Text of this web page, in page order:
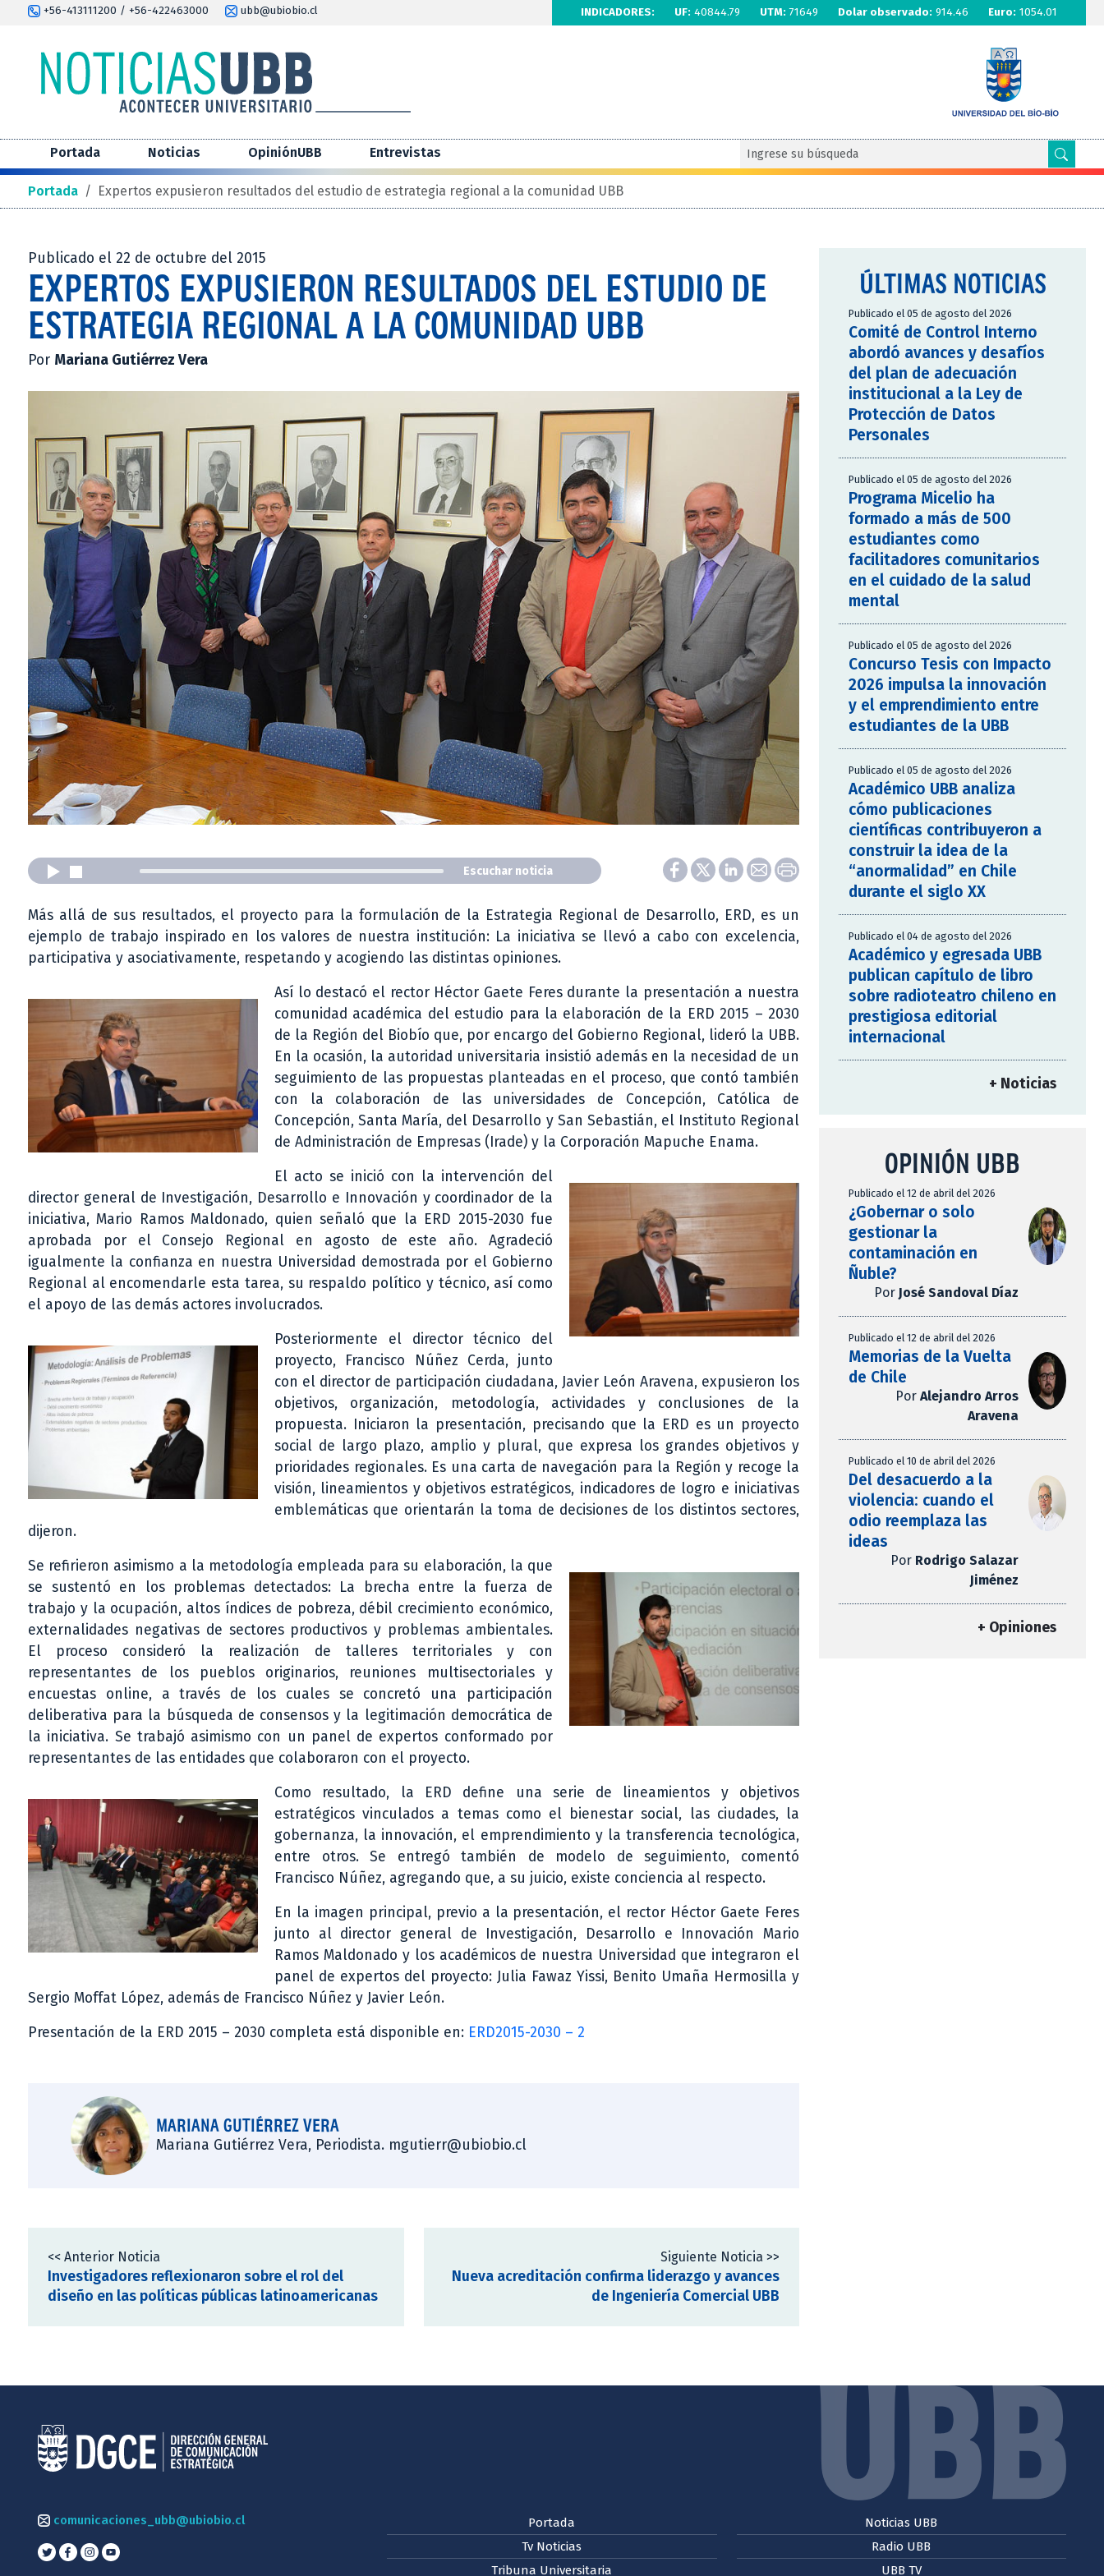
+56-413111200 / +56-422463000 ubb@ubiobio.cl INDICADORES: UF: 40844.79 UTM: 71649 Dolar observado: 914.46 Euro: 1054.01
Portada Noticias OpiniónUBB Entrevistas
Portada / Expertos expusieron resultados del estudio de estrategia regional a la comunidad UBB
Publicado el 22 de octubre del 2015
EXPERTOS EXPUSIERON RESULTADOS DEL ESTUDIO DE
ESTRATEGIA REGIONAL A LA COMUNIDAD UBB
Por Mariana Gutiérrez Vera
Escuchar noticia
Más allá de sus resultados, el proyecto para la formulación de la Estrategia Regional de Desarrollo, ERD, es un
ejemplo de trabajo inspirado en los valores de nuestra institución: La iniciativa se llevó a cabo con excelencia,
participativa y asociativamente, respetando y acogiendo las distintas opiniones.
Así lo destacó el rector Héctor Gaete Feres durante la presentación a nuestra
comunidad académica del estudio para la elaboración de la ERD 2015 – 2030
de la Región del Biobío que, por encargo del Gobierno Regional, lideró la UBB.
En la ocasión, la autoridad universitaria insistió además en la necesidad de un
seguimiento de las propuestas planteadas en el proceso, que contó también
con la colaboración de las universidades de Concepción, Católica de
Concepción, Santa María, del Desarrollo y San Sebastián, el Instituto Regional
de Administración de Empresas (Irade) y la Corporación Mapuche Enama.
El acto se inició con la intervención del
director general de Investigación, Desarrollo e Innovación y coordinador de la
iniciativa, Mario Ramos Maldonado, quien señaló que la ERD 2015-2030 fue
aprobada por el Consejo Regional en agosto de este año. Agradeció
igualmente la confianza en nuestra Universidad demostrada por el Gobierno
Regional al encomendarle esta tarea, su respaldo político y técnico, así como
el apoyo de las demás actores involucrados.
Posteriormente el director técnico del
proyecto, Francisco Núñez Cerda, junto
con el director de participación ciudadana, Javier León Aravena, expusieron los
objetivos, organización, metodología, actividades y conclusiones de la
propuesta. Iniciaron la presentación, precisando que la ERD es un proyecto
social de largo plazo, amplio y plural, que expresa los grandes objetivos y
prioridades regionales. Es una carta de navegación para la Región y recoge la
visión, lineamientos y objetivos estratégicos, indicadores de logro e iniciativas
emblemáticas que orientarán la toma de decisiones de los distintos sectores,
dijeron.
Se refirieron asimismo a la metodología empleada para su elaboración, la que
se sustentó en los problemas detectados: La brecha entre la fuerza de
trabajo y la ocupación, altos índices de pobreza, débil crecimiento económico,
externalidades negativas de sectores productivos y problemas ambientales.
El proceso consideró la realización de talleres territoriales y con
representantes de los pueblos originarios, reuniones multisectoriales y
encuestas online, a través de los cuales se concretó una participación
deliberativa para la búsqueda de consensos y la legitimación democrática de
la iniciativa. Se trabajó asimismo con un panel de expertos conformado por
representantes de las entidades que colaboraron con el proyecto.
Como resultado, la ERD define una serie de lineamientos y objetivos
estratégicos vinculados a temas como el bienestar social, las ciudades, la
gobernanza, la innovación, el emprendimiento y la transferencia tecnológica,
entre otros. Se entregó también de modelo de seguimiento, comentó
Francisco Núñez, agregando que, a su juicio, existe conciencia al respecto.
En la imagen principal, previo a la presentación, el rector Héctor Gaete Feres
junto al director general de Investigación, Desarrollo e Innovación Mario
Ramos Maldonado y los académicos de nuestra Universidad que integraron el
panel de expertos del proyecto: Julia Fawaz Yissi, Benito Umaña Hermosilla y
Sergio Moffat López, además de Francisco Núñez y Javier León.
Presentación de la ERD 2015 – 2030 completa está disponible en: ERD2015-2030 – 2
MARIANA GUTIÉRREZ VERA
Mariana Gutiérrez Vera, Periodista. mgutierr@ubiobio.cl
<< Anterior Noticia
Investigadores reflexionaron sobre el rol del
diseño en las políticas públicas latinoamericanas
Siguiente Noticia >>
Nueva acreditación confirma liderazgo y avances
de Ingeniería Comercial UBB
ÚLTIMAS NOTICIAS
Publicado el 05 de agosto del 2026
Comité de Control Interno
abordó avances y desafíos
del plan de adecuación
institucional a la Ley de
Protección de Datos
Personales
Publicado el 05 de agosto del 2026
Programa Micelio ha
formado a más de 500
estudiantes como
facilitadores comunitarios
en el cuidado de la salud
mental
Publicado el 05 de agosto del 2026
Concurso Tesis con Impacto
2026 impulsa la innovación
y el emprendimiento entre
estudiantes de la UBB
Publicado el 05 de agosto del 2026
Académico UBB analiza
cómo publicaciones
científicas contribuyeron a
construir la idea de la
“anormalidad” en Chile
durante el siglo XX
Publicado el 04 de agosto del 2026
Académico y egresada UBB
publican capítulo de libro
sobre radioteatro chileno en
prestigiosa editorial
internacional
+ Noticias
OPINIÓN UBB
Publicado el 12 de abril del 2026
¿Gobernar o solo
gestionar la
contaminación en
Ñuble?
Por José Sandoval Díaz
Publicado el 12 de abril del 2026
Memorias de la Vuelta
de Chile
Por Alejandro Arros
Aravena
Publicado el 10 de abril del 2026
Del desacuerdo a la
violencia: cuando el
odio reemplaza las
ideas
Por Rodrigo Salazar
Jiménez
+ Opiniones
comunicaciones_ubb@ubiobio.cl
Portada
Tv Noticias
Tribuna Universitaria
Noticias UBB
Radio UBB
UBB TV